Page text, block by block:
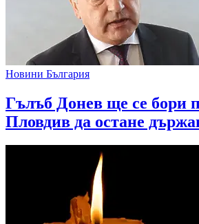
Новини България
Гълъб Донев ще се бори
Пловдив да остане